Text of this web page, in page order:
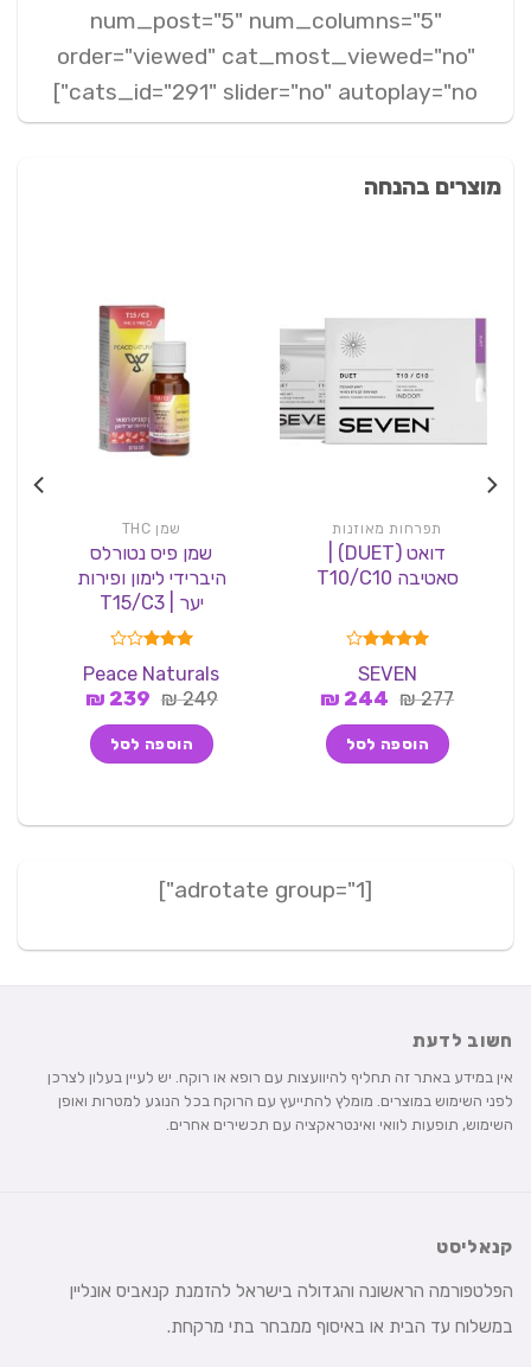
num_post="5" num_columns="5"
order="viewed" cat_most_viewed="no"
cats_id="291" slider="no" autoplay="no"]
מוצרים בהנחה
תפרחות מאוזנות
דואט (DUET) |
סאטיבה T10/C10
דורג 4.00
מתוך 5SEVEN
277
₪ המחיר
היה:
277 ₪.
244
₪המחיר
הוא:
244 ₪.
הוספה לסל
שמן THC
שמן פיס נטורלס
היברידי לימון ופירות
יער | T15/C3
דורג
3.00
מתוך 5
Peace Naturals
249
₪ המחיר
היה:
249 ₪.
239
₪המחיר
הוא:
239 ₪.
הוספה לסל
חשוב לדעת
אין במידע באתר זה תחליף להיוועצות עם רופא או רוקח. יש לעיין בעלון לצרכן
לפני השימוש במוצרים. מומלץ להתייעץ עם הרוקח בכל הנוגע למטרות ואופן
השימוש, תופעות לוואי ואינטראקציה עם תכשירים אחרים.
קנאליסט
הפלטפורמה הראשונה והגדולה בישראל להזמנת קנאביס אונליין
במשלוח עד הבית או באיסוף ממבחר בתי מרקחת.